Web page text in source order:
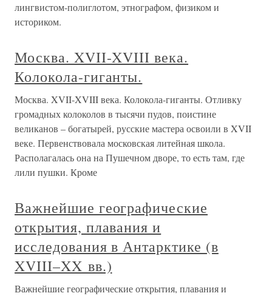
лингвистом-полиглотом, этнографом, физиком и
историком.
Москва. XVII-XVIII века.
Колокола-гиганты.
Москва. XVII-XVIII века. Колокола-гиганты. Отливку
громадных колоколов в тысячи пудов, поистине
великанов – богатырей, русские мастера освоили в XVII
веке. Первенствовала московская литейная школа.
Располагалась она на Пушечном дворе, то есть там, где
лили пушки. Кроме
Важнейшие географические
открытия, плавания и
исследования в Антарктике (в
XVIII–XX вв.)
Важнейшие географические открытия, плавания и